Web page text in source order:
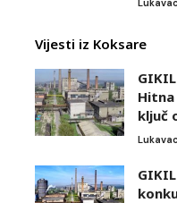
Vijesti iz Koksare
Hitna
ključ
Lukavac
GIKIL